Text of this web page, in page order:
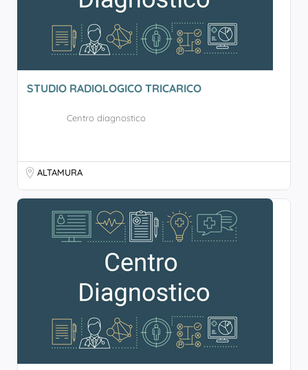
STUDIO RADIOLOGICO TRICARICO
Centro diagnostico
ALTAMURA